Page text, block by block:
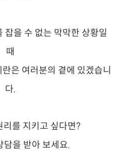
잡을 수 없는 막막한 상황일
때
은 여러분의 곁에 있겠습니
다.
리를 지키고 싶다면?
담을 받아 보세요.